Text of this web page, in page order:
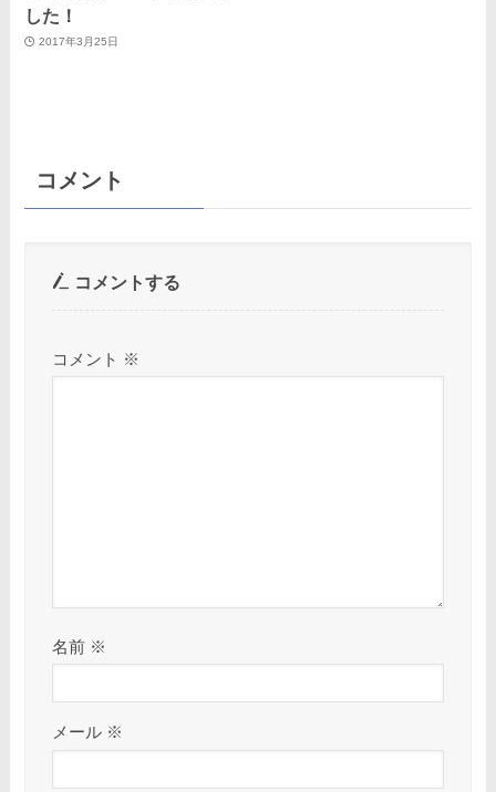
した！
2017年3月25日
コメント
コメントする
コメント ※
名前 ※
メール ※